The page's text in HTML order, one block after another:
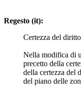
Regesto (it):
Certezza del
Nella modifica di
precetto della
della certezza del
del piano delle